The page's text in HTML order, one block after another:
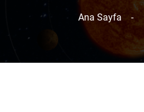
Ana Sayfa -